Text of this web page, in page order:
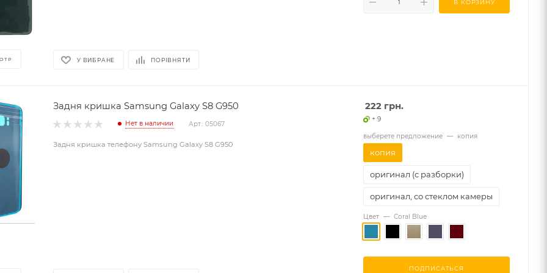
У ВИБРАНЕ ПОРІВНЯТИ
В КОРЗИНУ
Задня кришка Samsung Galaxy S8 G950
Нет в наличии Арт.: 05067
Задня кришка телефону Samsung Galaxy S8 G950
222 грн.
+ 9
выберете предложение — копия
копия
оригинал (с разборки)
оригинал, со стеклом камеры
Цвет — Coral Blue
ПОДПИСАТЬСЯ